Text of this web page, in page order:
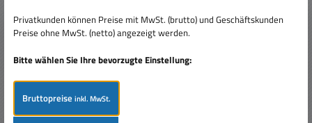
Privatkunden können Preise mit MwSt. (brutto) und Geschäftskunden
Preise ohne MwSt. (netto) angezeigt werden.
Bitte wählen Sie Ihre bevorzugte Einstellung:
Bruttopreiseinkl. MwSt.